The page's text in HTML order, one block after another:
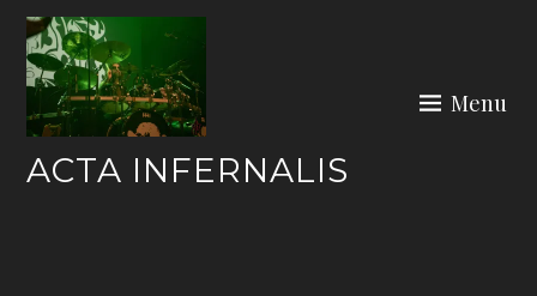
Skip
content
ACTA INFERNALIS
Menu